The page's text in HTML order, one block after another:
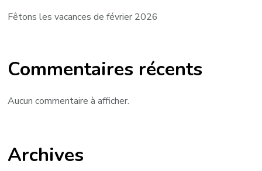
Fêtons les vacances de février 2026
Commentaires récents
Aucun commentaire à afficher.
Archives